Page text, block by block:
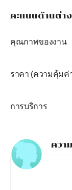
คะแนนด้านต่า
คุณภาพของงาน
ราคา (ความคุ้มค่
การบริการ
ควา